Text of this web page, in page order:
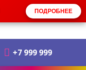
ПОДРОБНЕЕ
+7 999 999